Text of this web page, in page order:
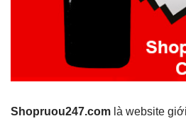
Shopruou247.com là website